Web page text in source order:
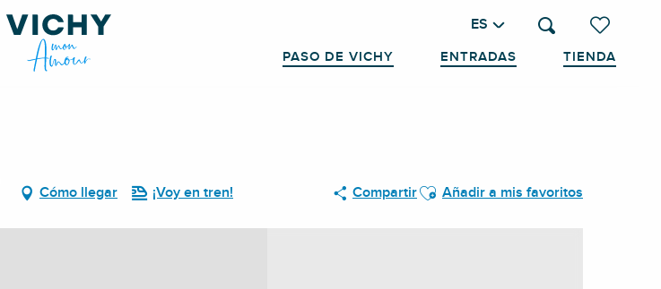
Voir les
Buscar
ES
PASO DE VICHY ENTRADAS TIENDA
Cómo llegar ¡Voy en tren! CompartirAjouter aux favoris
Añadir a mis favoritos